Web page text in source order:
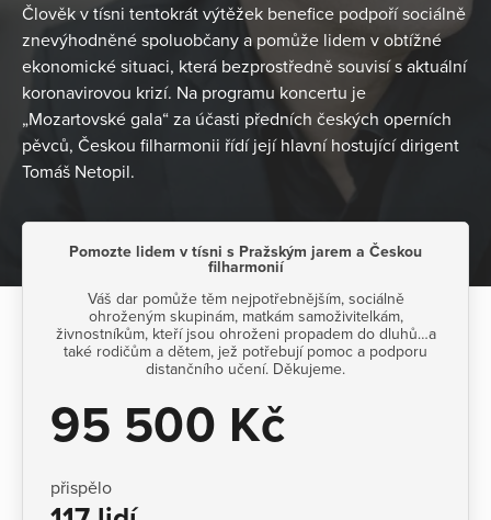
Člověk v tísni tentokrát výtěžek benefice podpoří sociálně
znevýhodněné spoluobčany a pomůže lidem v obtížné
ekonomické situaci, která bezprostředně souvisí s aktuální
koronavirovou krizí. Na programu koncertu je
„Mozartovské gala“ za účasti předních českých operních
pěvců, Českou filharmonii řídí její hlavní hostující dirigent
Tomáš Netopil.
Pomozte lidem v tísni s Pražským jarem a Českou
filharmonií
Váš dar pomůže těm nejpotřebnějším, sociálně
ohroženým skupinám, matkám samoživitelkám,
živnostníkům, kteří jsou ohroženi propadem do dluhů…a
také rodičům a dětem, jež potřebují pomoc a podporu
distančního učení. Děkujeme.
95 500 Kč
přispělo